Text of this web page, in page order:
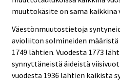
muuttokäsite on sama kaikkina
Väestönmuutostietoja
avioliiton solmineiden määristä
1749 lähtien. Vuodesta 1773
synnyttäneistä äideistä
vuodesta 1936 lähtien kaikista